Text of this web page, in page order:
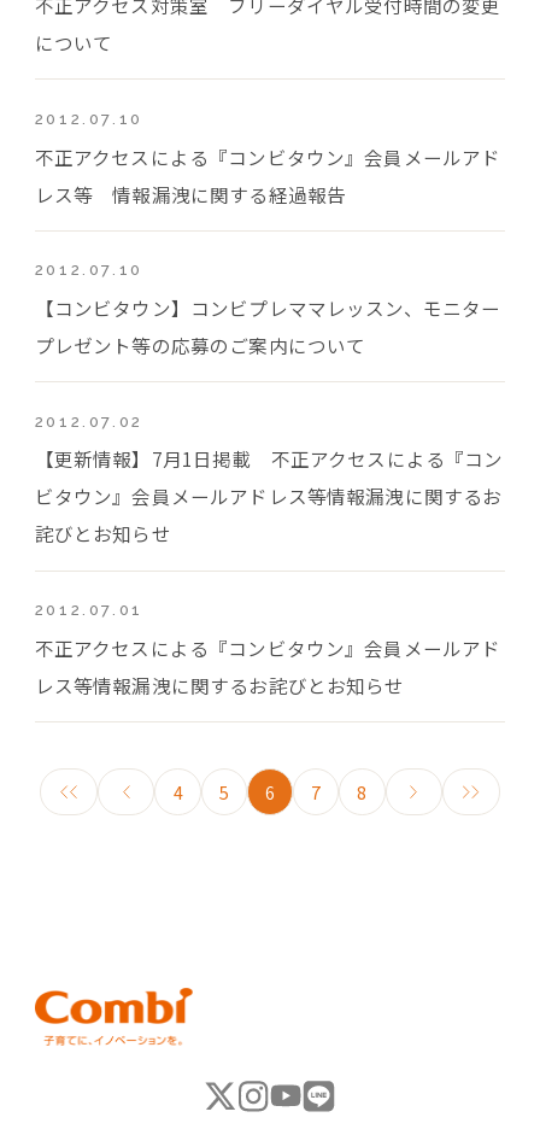
について
2012.07.10
不正アクセスによる『コンビタウン』会員メールアド
レス等 情報漏洩に関する経過報告
2012.07.10
【コンビタウン】コンビプレママレッスン、モニター
プレゼント等の応募のご案内について
2012.07.02
【更新情報】7月1日掲載 不正アクセスによる『コン
ビタウン』会員メールアドレス等情報漏洩に関するお
詫びとお知らせ
2012.07.01
不正アクセスによる『コンビタウン』会員メールアド
レス等情報漏洩に関するお詫びとお知らせ
4 5 6 7 8